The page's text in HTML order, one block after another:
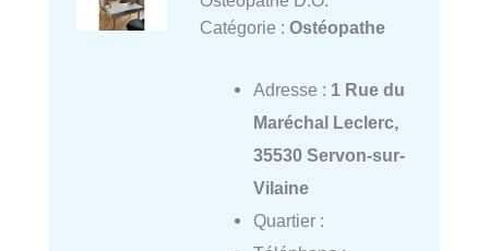
Catégorie : Ostéopathe
Adresse : 1 Rue du
Maréchal Leclerc,
35530 Servon-sur-
Vilaine
Quartier :